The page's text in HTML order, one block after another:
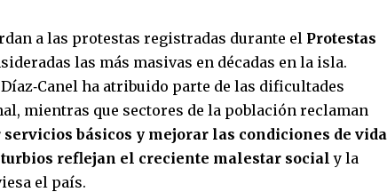
a las protestas registradas durante el Protestas
las más masivas en décadas en la isla.
ha atribuido parte de las dificultades
mientras que sectores de la población reclaman
básicos y mejorar las condiciones de vida
reflejan el creciente malestar social y la
el país.